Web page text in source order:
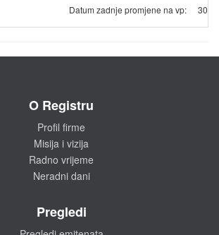
Datum zadnje promjene na vp:
O Registru
Profil firme
Misija i vizija
Radno vrijeme
Neradni dani
Pregledi